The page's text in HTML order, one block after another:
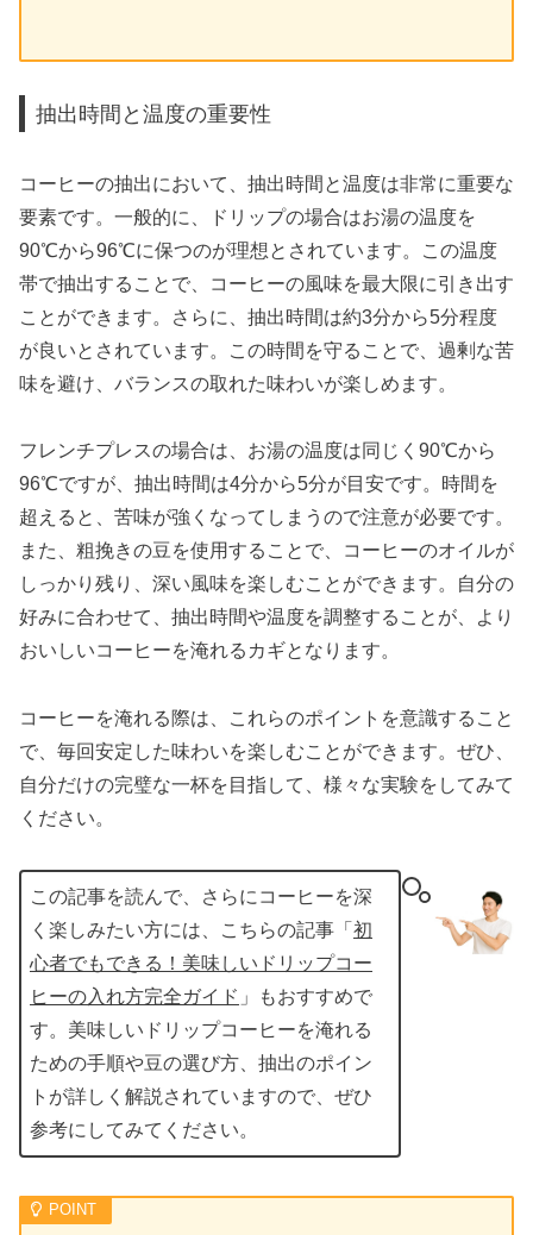
抽出時間と温度の重要性
コーヒーの抽出において、抽出時間と温度は非常に重要な
要素です。一般的に、ドリップの場合はお湯の温度を
90℃から96℃に保つのが理想とされています。この温度
帯で抽出することで、コーヒーの風味を最大限に引き出す
ことができます。さらに、抽出時間は約3分から5分程度
が良いとされています。この時間を守ることで、過剰な苦
味を避け、バランスの取れた味わいが楽しめます。
フレンチプレスの場合は、お湯の温度は同じく90℃から
96℃ですが、抽出時間は4分から5分が目安です。時間を
超えると、苦味が強くなってしまうので注意が必要です。
また、粗挽きの豆を使用することで、コーヒーのオイルが
しっかり残り、深い風味を楽しむことができます。自分の
好みに合わせて、抽出時間や温度を調整することが、より
おいしいコーヒーを淹れるカギとなります。
コーヒーを淹れる際は、これらのポイントを意識すること
で、毎回安定した味わいを楽しむことができます。ぜひ、
自分だけの完璧な一杯を目指して、様々な実験をしてみて
ください。
この記事を読んで、さらにコーヒーを深
く楽しみたい方には、こちらの記事「 初
心者でもできる！美味しいドリップコー
ヒーの入れ方完全ガイド 」もおすすめで
す。美味しいドリップコーヒーを淹れる
ための手順や豆の選び方、抽出のポイン
トが詳しく解説されていますので、ぜひ
参考にしてみてください。